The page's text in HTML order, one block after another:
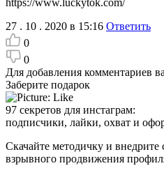
27 . 10 . 2020 в 15:16 Ответить
0
0
Для добавления комментариев
Заберите подарок
97 секретов для инстаграм:
подписчики, лайки, охват и
Скачайте методичку и
взрывного продвижения